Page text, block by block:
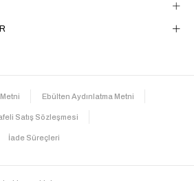
Metni Ebülten Aydınlatma Metni
Satış Sözleşmesi
İade Süreçleri